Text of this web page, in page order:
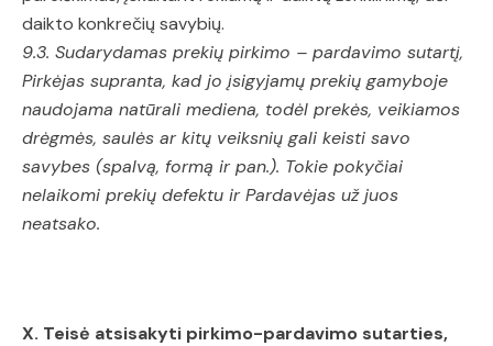
daikto konkrečių savybių.
9.3. Sudarydamas prekių pirkimo – pardavimo sutartį,
Pirkėjas supranta, kad jo įsigyjamų prekių gamyboje
naudojama natūrali mediena, todėl prekės, veikiamos
drėgmės, saulės ar kitų veiksnių gali keisti savo
savybes (spalvą, formą ir pan.). Tokie pokyčiai
nelaikomi prekių defektu ir Pardavėjas už juos
neatsako.
X. Teisė atsisakyti pirkimo-pardavimo sutarties,